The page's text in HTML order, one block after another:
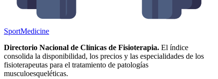
SportMedicine
Directorio Nacional de Clínicas de Fisioterapia. El índice
consolida la disponibilidad, los precios y las especialidades de los
fisioterapeutas para el tratamiento de patologías
musculoesqueléticas.